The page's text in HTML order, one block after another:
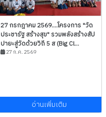
27 กรกฎาคม 2569....โครงการ "วัด
ประชารัฐ สร้างสุข" รวมพลังสร้างสัป
ปายะสู่วัดด้วยวิถี 5 ส (Big Cl...
27 ก.ค. 2569
อ่านเพิ่มเติม